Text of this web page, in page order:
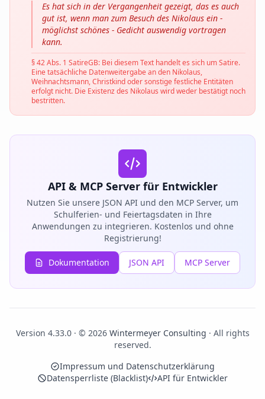
Es hat sich in der Vergangenheit gezeigt, das es auch
gut ist, wenn man zum Besuch des Nikolaus ein -
möglichst schönes - Gedicht auswendig vortragen
kann.
§ 42 Abs. 1 SatireGB: Bei diesem Text handelt es sich um Satire.
Eine tatsächliche Datenweitergabe an den Nikolaus,
Weihnachtsmann, Christkind oder sonstige festliche Entitäten
erfolgt nicht. Die Existenz des Nikolaus wird weder bestätigt noch
bestritten.
API & MCP Server für Entwickler
Nutzen Sie unsere JSON API und den MCP Server, um
Schulferien- und Feiertagsdaten in Ihre
Anwendungen zu integrieren. Kostenlos und ohne
Registrierung!
Dokumentation JSON API MCP Server
Version 4.33.0 · © 2026 Wintermeyer Consulting · All rights
reserved.
Impressum und Datenschutzerklärung
Datensperrliste (Blacklist)
API für Entwickler